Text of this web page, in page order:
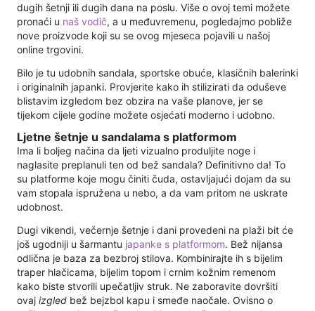
dugih šetnji ili dugih dana na poslu. Više o ovoj temi možete
pronaći u naš vodič, a u međuvremenu, pogledajmo pobliže
nove proizvode koji su se ovog mjeseca pojavili u našoj
online trgovini.
Bilo je tu udobnih sandala, sportske obuće, klasičnih balerinki
i originalnih japanki. Provjerite kako ih stilizirati da oduševe
blistavim izgledom bez obzira na vaše planove, jer se
tijekom cijele godine možete osjećati moderno i udobno.
Ljetne šetnje u sandalama s platformom
Ima li boljeg načina da ljeti vizualno produljite noge i
naglasite preplanuli ten od bež sandala? Definitivno da! To
su platforme koje mogu činiti čuda, ostavljajući dojam da su
vam stopala ispružena u nebo, a da vam pritom ne uskrate
udobnost.
Dugi vikendi, večernje šetnje i dani provedeni na plaži bit će
još ugodniji u šarmantu japanke s platformom. Bež nijansa
odlična je baza za bezbroj stilova. Kombinirajte ih s bijelim
traper hlačicama, bijelim topom i crnim kožnim remenom
kako biste stvorili upečatljiv struk. Ne zaboravite dovršiti
ovaj izgled bež bejzbol kapu i smeđe naočale. Ovisno o